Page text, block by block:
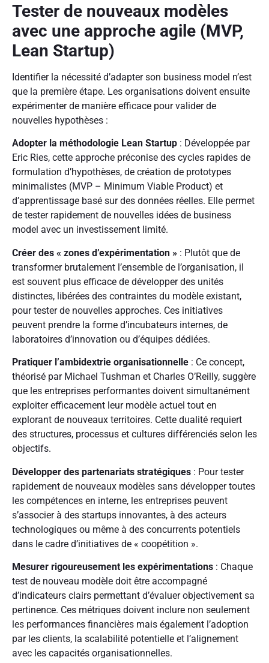
Tester de nouveaux modèles
avec une approche agile (MVP,
Lean Startup)
Identifier la nécessité d’adapter son business model n’est
que la première étape. Les organisations doivent ensuite
expérimenter de manière efficace pour valider de
nouvelles hypothèses :
Adopter la méthodologie Lean Startup : Développée par
Eric Ries, cette approche préconise des cycles rapides de
formulation d’hypothèses, de création de prototypes
minimalistes (MVP – Minimum Viable Product) et
d’apprentissage basé sur des données réelles. Elle permet
de tester rapidement de nouvelles idées de business
model avec un investissement limité.
Créer des « zones d’expérimentation » : Plutôt que de
transformer brutalement l’ensemble de l’organisation, il
est souvent plus efficace de développer des unités
distinctes, libérées des contraintes du modèle existant,
pour tester de nouvelles approches. Ces initiatives
peuvent prendre la forme d’incubateurs internes, de
laboratoires d’innovation ou d’équipes dédiées.
Pratiquer l’ambidextrie organisationnelle : Ce concept,
théorisé par Michael Tushman et Charles O’Reilly, suggère
que les entreprises performantes doivent simultanément
exploiter efficacement leur modèle actuel tout en
explorant de nouveaux territoires. Cette dualité requiert
des structures, processus et cultures différenciés selon les
objectifs.
Développer des partenariats stratégiques : Pour tester
rapidement de nouveaux modèles sans développer toutes
les compétences en interne, les entreprises peuvent
s’associer à des startups innovantes, à des acteurs
technologiques ou même à des concurrents potentiels
dans le cadre d’initiatives de « coopétition ».
Mesurer rigoureusement les expérimentations : Chaque
test de nouveau modèle doit être accompagné
d’indicateurs clairs permettant d’évaluer objectivement sa
pertinence. Ces métriques doivent inclure non seulement
les performances financières mais également l’adoption
par les clients, la scalabilité potentielle et l’alignement
avec les capacités organisationnelles.